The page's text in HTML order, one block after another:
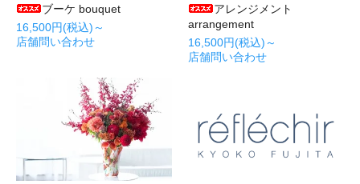
ブーケ bouquet
16,500円(税込)～
店舗問い合わせ
アレンジメント
arrangement
16,500円(税込)～
店舗問い合わせ